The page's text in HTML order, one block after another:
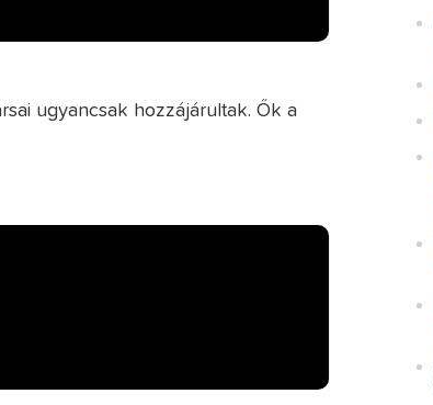
ugyancsak hozzájárultak. Ők a